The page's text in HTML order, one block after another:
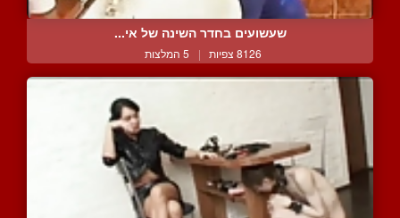
שעשועים בחדר השינה של אי...
8126 צפיות | 5 המלצות